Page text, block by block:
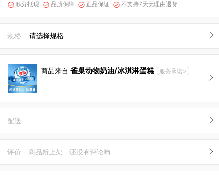
 积分抵现  品质保障  正品保证  不支持7天无理由退货
规格 请选择规格
商品来自 雀巢动物奶油/冰淇淋蛋糕 服务承诺>
配送
评价 商品新上架，还没有评论哟